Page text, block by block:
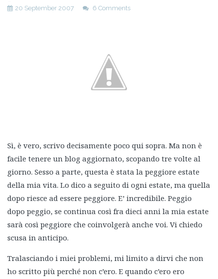
20 September 2007 6 Comments
Sì, è vero, scrivo decisamente poco qui sopra. Ma non è
facile tenere un blog aggiornato, scopando tre volte al
giorno. Sesso a parte, questa è stata la peggiore estate
della mia vita. Lo dico a seguito di ogni estate, ma quella
dopo riesce ad essere peggiore. E’ incredibile. Peggio
dopo peggio, se continua così fra dieci anni la mia estate
sarà così peggiore che coinvolgerà anche voi. Vi chiedo
scusa in anticipo.
Tralasciando i miei problemi, mi limito a dirvi che non
ho scritto più perché non c’ero. E quando c’ero ero